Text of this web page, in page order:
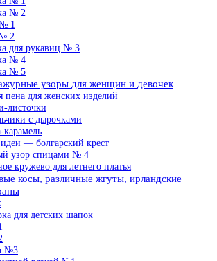
№ 2
1
2
для рукавиц № 3
№ 4
№ 5
узоры для женщин и девочек
пена для женских изделий
листочки
с дырочками
карамель
— болгарский крест
узор спицами № 4
кружево для летнего платья
косы, различные жгуты, ирландские
для детских шапок
№3